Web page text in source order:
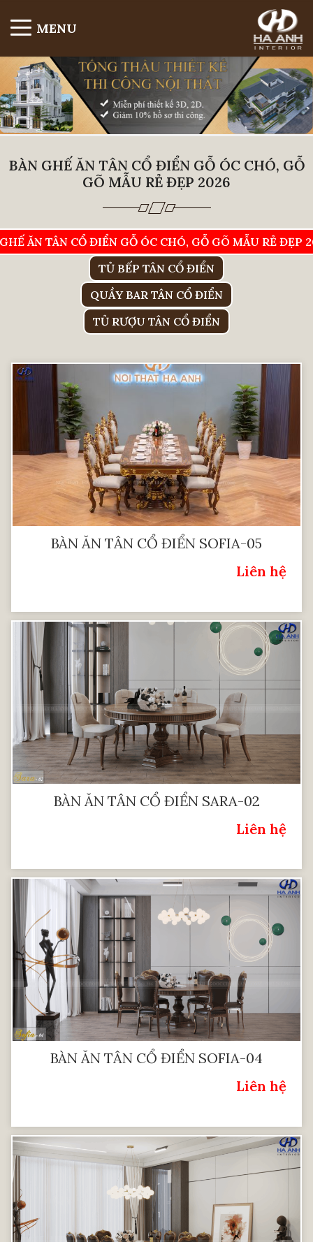
MENU
BÀN GHẾ ĂN TÂN CỔ ĐIỂN GỖ ÓC CHÓ, GỖ
GÕ MẪU RẺ ĐẸP 2026
ĂN TÂN CỔ ĐIỂN GỖ ÓC CHÓ, GỖ GÕ MẪU RẺ ĐẸP
TỦ BẾP TÂN CỔ ĐIỂN
QUẦY BAR TÂN CỔ ĐIỂN
TỦ RƯỢU TÂN CỔ ĐIỂN
BÀN ĂN TÂN CỔ ĐIỂN SOFIA-05
Liên hệ
BÀN ĂN TÂN CỔ ĐIỂN SARA-02
Liên hệ
BÀN ĂN TÂN CỔ ĐIỂN SOFIA-04
Liên hệ